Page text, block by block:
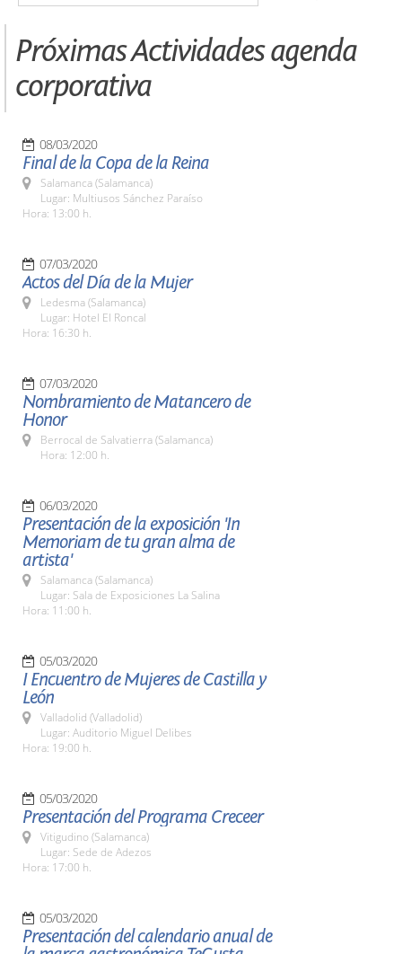
Próximas Actividades agenda
corporativa
08/03/2020
Final de la Copa de la Reina
Salamanca (Salamanca)
Lugar: Multiusos Sánchez Paraíso
Hora: 13:00 h.
07/03/2020
Actos del Día de la Mujer
Ledesma (Salamanca)
Lugar: Hotel El Roncal
Hora: 16:30 h.
07/03/2020
Nombramiento de Matancero de
Honor
Berrocal de Salvatierra (Salamanca)
Hora: 12:00 h.
06/03/2020
Presentación de la exposición 'In
Memoriam de tu gran alma de
artista'
Salamanca (Salamanca)
Lugar: Sala de Exposiciones La Salina
Hora: 11:00 h.
05/03/2020
I Encuentro de Mujeres de Castilla y
León
Valladolid (Valladolid)
Lugar: Auditorio Miguel Delibes
Hora: 19:00 h.
05/03/2020
Presentación del Programa Creceer
Vitigudino (Salamanca)
Lugar: Sede de Adezos
Hora: 17:00 h.
05/03/2020
Presentación del calendario anual de